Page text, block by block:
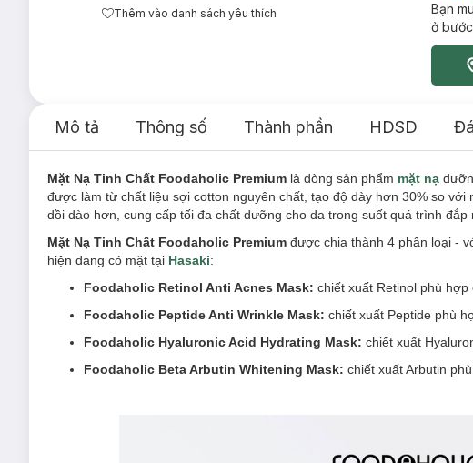
Thêm vào danh sách yêu thích
Bạn
ở
Mô tả Thông số Thành phần HDSD
Mặt Nạ Tinh Chất Foodaholic Premium là dòng sản phẩm mặt nạ
được làm từ chất liệu sợi cotton nguyên chất, tạo độ dày hơn 30% so
dồi dào hơn, cung cấp tối đa chất dưỡng cho da trong suốt quá trình đắp
Mặt Nạ Tinh Chất Foodaholic Premium được chia thành 4 phân loại -
hiện đang có mặt tại Hasaki:
Foodaholic Retinol Anti Acnes Mask: chiết xuất Retinol phù hợp
Foodaholic Peptide Anti Wrinkle Mask: chiết xuất Peptide phù
Foodaholic Hyaluronic Acid Hydrating Mask: chiết xuất
Foodaholic Beta Arbutin Whitening Mask: chiết xuất Arbutin